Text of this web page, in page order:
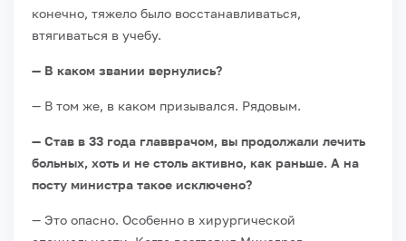
конечно, тяжело было восстанавливаться,
втягиваться в учебу.
— В каком звании вернулись?
— В том же, в каком призывался. Рядовым.
— Став в 33 года главврачом, вы продолжали лечить
больных, хоть и не столь активно, как раньше. А на
посту министра такое исключено?
— Это опасно. Особенно в хирургической